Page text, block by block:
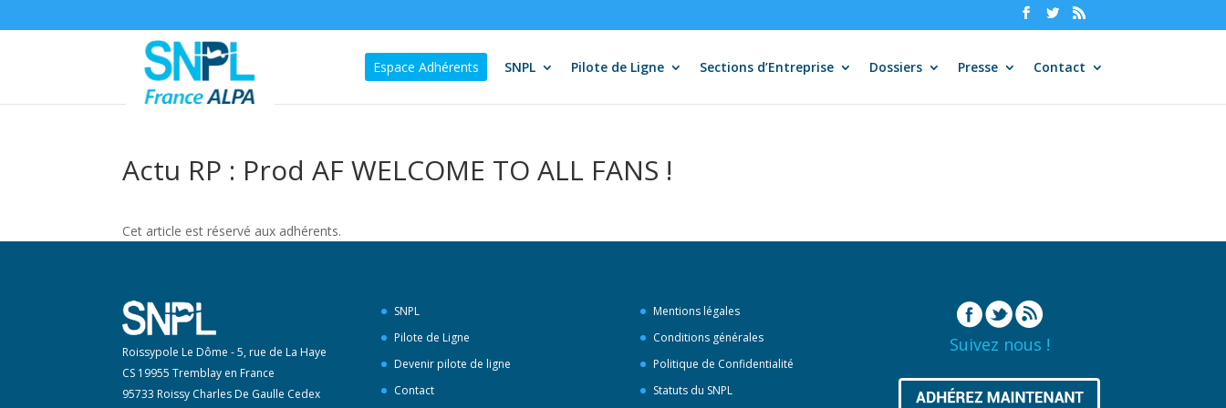
Espace Adhérents SNPL Pilote de Ligne Sections d’Entreprise Dossiers Presse Contact
Actu RP : Prod AF WELCOME TO ALL FANS !
Cet article est réservé aux adhérents.
Roissypole Le Dôme - 5, rue de La Haye
CS 19955 Tremblay en France
95733 Roissy Charles De Gaulle Cedex
SNPL
Pilote de Ligne
Devenir pilote de ligne
Contact
Mentions légales
Conditions générales
Politique de Confidentialité
Statuts du SNPL
Suivez nous !